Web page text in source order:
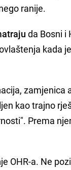
ranije.
da Bosni i
kada
zamjenica
kao trajno
Prema
OHR-a. Ne